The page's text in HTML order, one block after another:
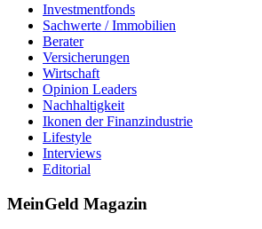
Investmentfonds
Sachwerte / Immobilien
Berater
Versicherungen
Wirtschaft
Opinion Leaders
Nachhaltigkeit
Ikonen der Finanzindustrie
Lifestyle
Interviews
Editorial
MeinGeld Magazin